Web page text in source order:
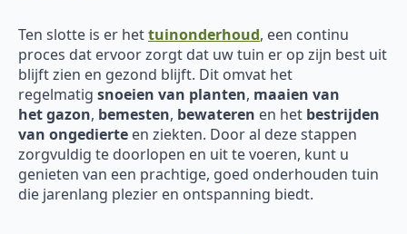
Ten slotte is er hettuinonderhoud, een continu
proces dat ervoor zorgt dat uw tuin er op zijn best uit
blijft zien en gezond blijft. Dit omvat het
regelmatig snoeien van planten, maaien van
hetgazon, bemesten, bewateren en het bestrijden
van ongedierte en ziekten. Door al deze stappen
zorgvuldig te doorlopen en uit te voeren, kunt u
genieten van een prachtige, goed onderhouden tuin
die jarenlang plezier en ontspanning biedt.